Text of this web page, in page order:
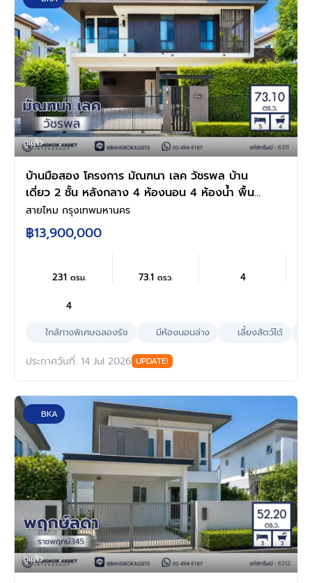
ดูแล้ว
บ้านมือสอง โครงการ มัณฑนา เลค วัชรพล บ้าน
เดี่ยว 2 ชั้น หลังกลาง 4 ห้องนอน 4 ห้องน้ำ พื้นที่
ใช้สอย 231 ตร.ม. ทำเลสุขาภิบาล 5 ใกล้ทางด่วน
จตุโชติ ใกล้เซ็นทรัลรามอินทรา แฟชั่นไอส์แลนด์
โครงการมีทะเลสาบ สระว่ายน้ำ ฟิตเนส บรรยากาศ
สายไหม กรุงเทพมหานคร
฿13,900,000
231 ตรม. 73.1ตรว. 4
4
ใกล้ทางพิเศษฉลองรัช
มีห้องนอนล่าง เลี้ยงสัตว์ได้
ประกาศวันที่: 14 Jul 2026 UPDATE!
BKA
ดูแล้ว